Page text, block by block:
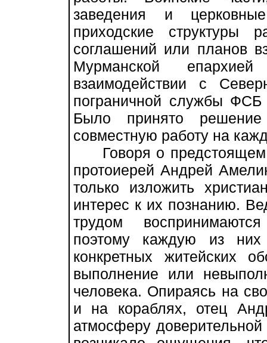
заведения и
приходские структуры
соглашений или планов
Мурманской
взаимодействии с
пограничной службы
Было принято решение
совместную работу на
Говоря о предстоящем
протоиерей Андрей
только изложить
интерес к их познанию.
трудом
поэтому каждую из
конкретных житейских
выполнение или
человека. Опираясь на
и на кораблях, отец
атмосферу